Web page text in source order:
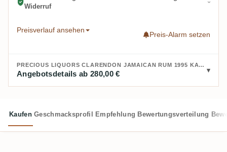
Widerruf
Preisverlauf ansehen
Preis-Alarm setzen
PRECIOUS LIQUORS CLARENDON JAMAICAN RUM 1995 KAUFEN:
Angebotsdetails ab 280,00 €
Kaufen Geschmacksprofil Empfehlung Bewertungsverteilung